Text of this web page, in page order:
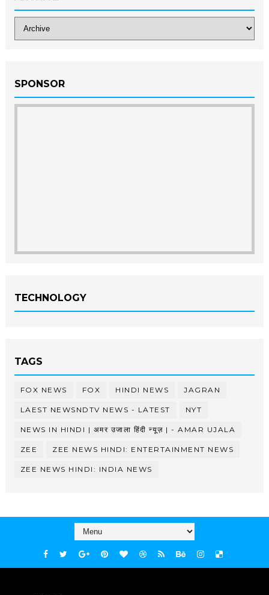
SPONSOR
TECHNOLOGY
TAGS
FOX NEWS FOX HINDI NEWS JAGRAN
LAEST NEWSNDTV NEWS - LATEST NYT
NEWS IN HINDI | अमर उजाला हिंदी न्यूज़ | - AMAR UJALA
ZEE ZEE NEWS HINDI: ENTERTAINMENT NEWS
ZEE NEWS HINDI: INDIA NEWS